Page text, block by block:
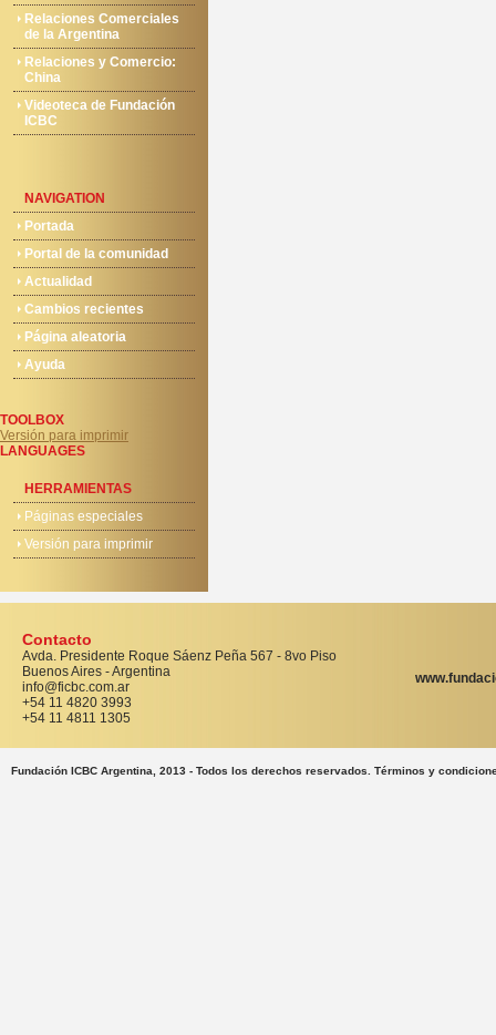
Relaciones Comerciales
de la Argentina
Relaciones y Comercio:
China
Videoteca de Fundación
ICBC
NAVIGATION
Portada
Portal de la comunidad
Actualidad
Cambios recientes
Página aleatoria
Ayuda
TOOLBOX
Versión para imprimir
LANGUAGES
HERRAMIENTAS
Páginas especiales
Versión para imprimir
Contacto
Avda. Presidente Roque Sáenz Peña 567 - 8vo Piso
Buenos Aires - Argentina
info@ficbc.com.ar
+54 11 4820 3993
+54 11 4811 1305
Fundación ICBC Argentina, 2013 - Todos los derechos reservados. Términos y